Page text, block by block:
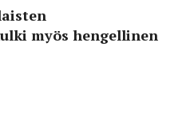
myös hengellinen